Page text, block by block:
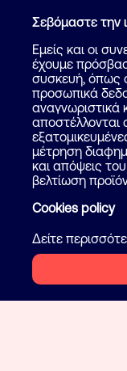
Σεβόμαστε την
Εμείς και οι
έχουμε
συσκευή, όπως
προσωπικά
αναγνωριστικά
αποστέλλονται
μέτρηση
και απόψεις
βελτίωση
Cookies policy
Δείτε